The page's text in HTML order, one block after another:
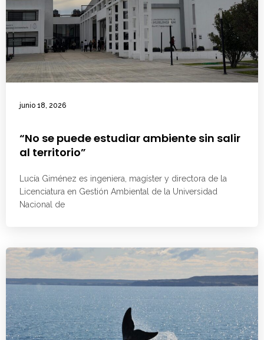
junio 18, 2026
“No se puede estudiar ambiente sin salir
al territorio”
Lucía Giménez es ingeniera, magíster y directora de la
Licenciatura en Gestión Ambiental de la Universidad
Nacional de